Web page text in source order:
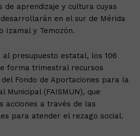
de aprendizaje y cultura cuyas
en el sur de Mérida
Izamal y Temozón.
presupuesto estatal, los 106
forma trimestral recursos
Fondo de Aportaciones para la
Municipal (FAISMUN), que
acciones a través de las
para atender el rezago social.